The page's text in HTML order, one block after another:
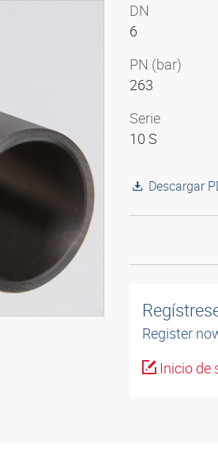
DN
6
PN (bar)
263
Serie
10 S
Descargar
Register
Inicio de